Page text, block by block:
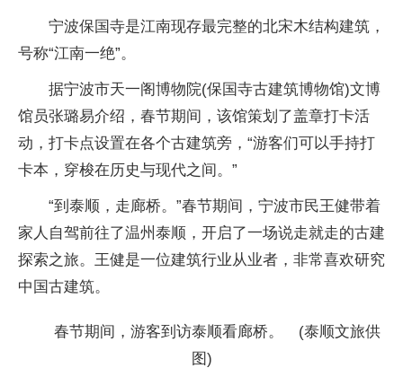
宁波保国寺是江南现存最完整的北宋木结构建筑，
号称“江南一绝”。
据宁波市天一阁博物院(保国寺古建筑博物馆)文博
馆员张璐易介绍，春节期间，该馆策划了盖章打卡活
动，打卡点设置在各个古建筑旁，“游客们可以手持打
卡本，穿梭在历史与现代之间。”
“到泰顺，走廊桥。”春节期间，宁波市民王健带着
家人自驾前往了温州泰顺，开启了一场说走就走的古建
探索之旅。王健是一位建筑行业从业者，非常喜欢研究
中国古建筑。
春节期间，游客到访泰顺看廊桥。 (泰顺文旅供
图)